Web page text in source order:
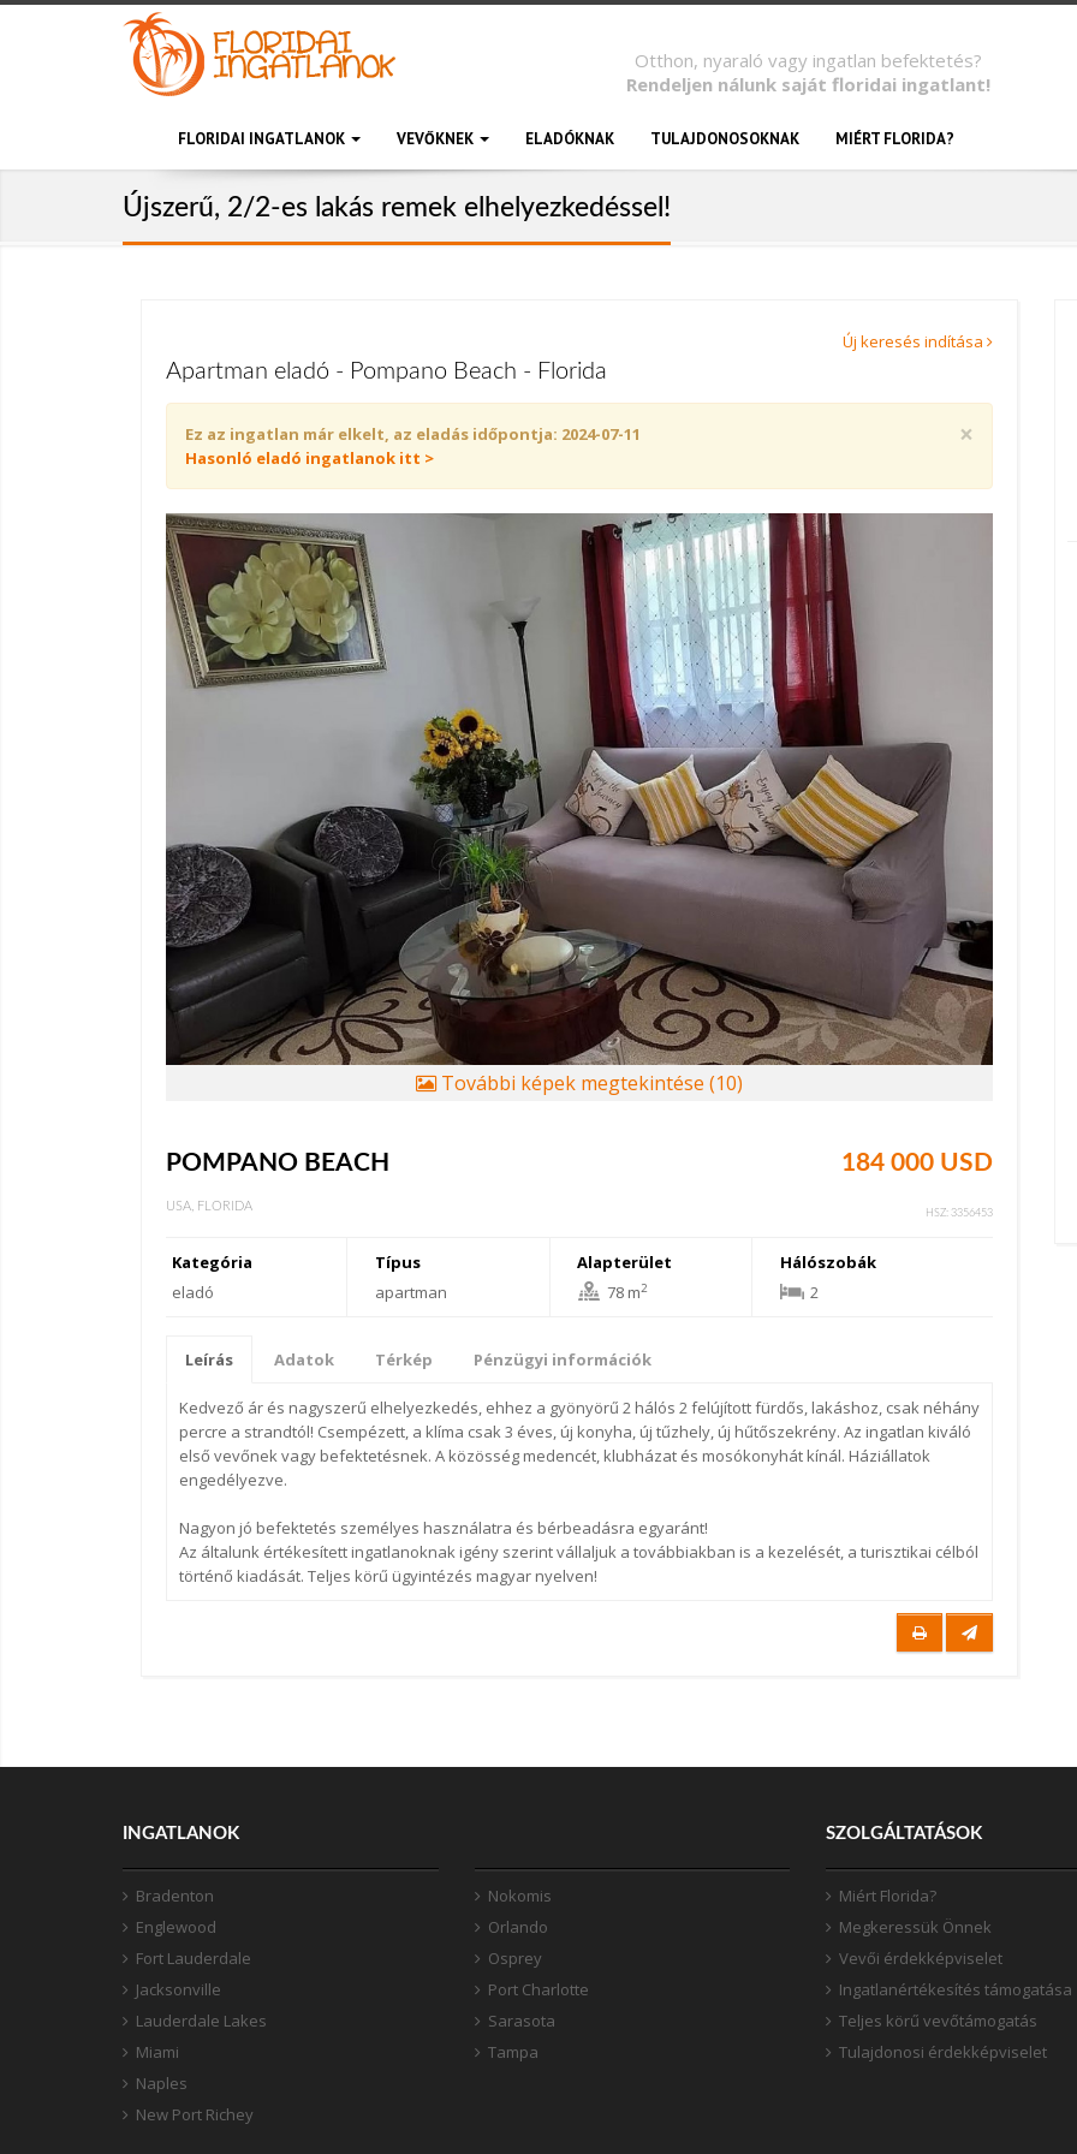
Otthon, nyaraló vagy ingatlan befektetés?
Rendeljen nálunk saját floridai ingatlant!
FLORIDAI INGATLANOK VEVŐKNEK ELADÓKNAK TULAJDONOSOKNAK MIÉRT FLORIDA?
Újszerű, 2/2-es lakás remek elhelyezkedéssel!
Új keresés indítása
Apartman eladó - Pompano Beach - Florida
×
Ez az ingatlan már elkelt, az eladás időpontja: 2024-07-11
Hasonló eladó ingatlanok itt >
További képek megtekintése (10)
184 000 USD
POMPANO BEACH
HSZ: 3356453
USA, FLORIDA
Kategória
eladó
Típus
apartman
Alapterület
78 m2
Hálószobák
2
Leírás Adatok Térkép Pénzügyi információk
Kedvező ár és nagyszerű elhelyezkedés, ehhez a gyönyörű 2 hálós 2 felújított fürdős, lakáshoz, csak néhány
percre a strandtól! Csempézett, a klíma csak 3 éves, új konyha, új tűzhely, új hűtőszekrény. Az ingatlan kiváló
első vevőnek vagy befektetésnek. A közösség medencét, klubházat és mosókonyhát kínál. Háziállatok
engedélyezve.
Nagyon jó befektetés személyes használatra és bérbeadásra egyaránt!
Az általunk értékesített ingatlanoknak igény szerint vállaljuk a továbbiakban is a kezelését, a turisztikai célból
történő kiadását. Teljes körű ügyintézés magyar nyelven!
INGATLANOK
Bradenton
Englewood
Fort Lauderdale
Jacksonville
Lauderdale Lakes
Miami
Naples
New Port Richey
Nokomis
Orlando
Osprey
Port Charlotte
Sarasota
Tampa
SZOLGÁLTATÁSOK
Miért Florida?
Megkeressük Önnek
Vevői érdekképviselet
Ingatlanértékesítés támogatása
Teljes körű vevőtámogatás
Tulajdonosi érdekképviselet